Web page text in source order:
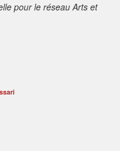
pour le réseau Arts et